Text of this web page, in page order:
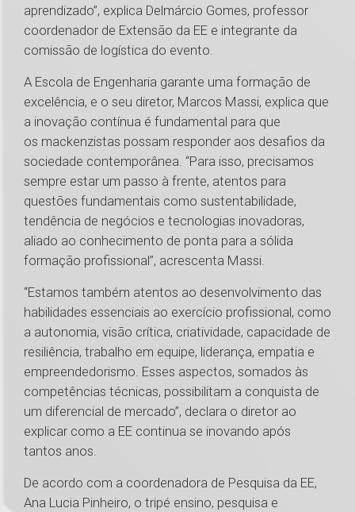
aprendizado”, explica Delmárcio Gomes, professor
coordenador de Extensão da EE e integrante da
comissão de logística do evento.
A Escola de Engenharia garante uma formação de
excelência, e o seu diretor, Marcos Massi, explica que
a inovação contínua é fundamental para que
os mackenzistas possam responder aos desafios da
sociedade contemporânea. “Para isso, precisamos
sempre estar um passo à frente, atentos para
questões fundamentais como sustentabilidade,
tendência de negócios e tecnologias inovadoras,
aliado ao conhecimento de ponta para a sólida
formação profissional”, acrescenta Massi.
“Estamos também atentos ao desenvolvimento das
habilidades essenciais ao exercício profissional, como
a autonomia, visão crítica, criatividade, capacidade de
resiliência, trabalho em equipe, liderança, empatia e
empreendedorismo. Esses aspectos, somados às
competências técnicas, possibilitam a conquista de
um diferencial de mercado”, declara o diretor ao
explicar como a EE continua se inovando após
tantos anos.
De acordo com a coordenadora de Pesquisa da EE,
Ana Lucia Pinheiro, o tripé ensino, pesquisa e